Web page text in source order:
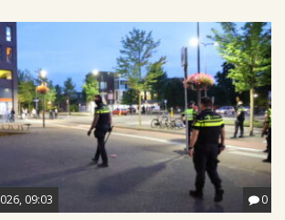
09:03 0